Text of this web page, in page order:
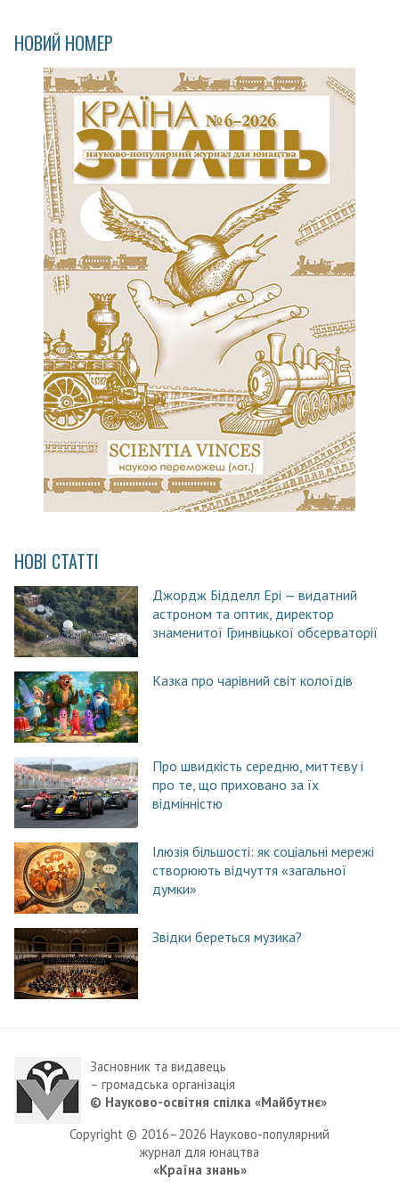
НОВИЙ НОМЕР
НОВІ СТАТТІ
Джордж Бідделл Ері — видатний
астроном та оптик, директор
знаменитої Гринвіцької обсерваторії
Казка про чарівний світ колоїдів
Про швидкість середню, миттєву і
про те, що приховано за їх
відмінністю
Ілюзія більшості: як соціальні мережі
створюють відчуття «загальної
думки»
Звідки береться музика?
Засновник та видавець
– громадська організація
© Науково-освітня спілка «Майбутнє»
Copyright © 2016–2026 Науково-популярний
журнал для юнацтва
«Країна знань»